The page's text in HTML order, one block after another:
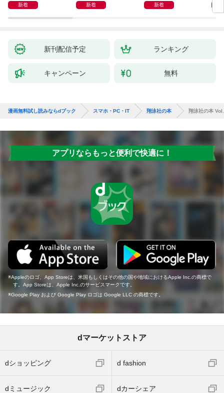
新着 新着 新着
新刊配信予定 ランキング
キャンペーン 無料
漫画無料試し読みならdブック スマホ・PC・IT 翔泳社の本 翔泳社の本
アプリならもっと便利で快適に！
Appleのロゴ、App Storeは、米国もしくはその他の国や地域におけるApple Inc.の商標で
す。App Storeは、Apple Inc.のサービスマークです。
Google Play および Google Play ロゴは Google LLC の商標です。
dマーケットストア
dショッピング d fashion
dミュージック dカーシェア